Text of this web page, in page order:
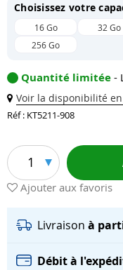
Choisissez votre
16 Go 32 Go
256 Go
Quantité limitée -
Voir la disponibilité
Réf : KT5211-908
1
Ajouter aux favoris
Livraison à
Débit à